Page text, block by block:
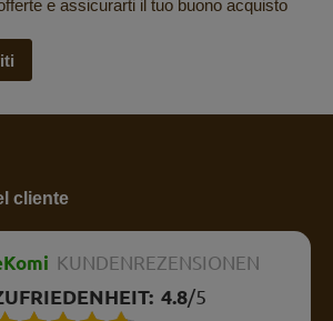
e assicurarti il tuo buono acquisto
cliente
KUNDENREZENSIONEN
4.8/5